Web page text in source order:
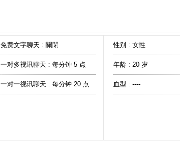
免费文字聊天 : 關閉
一对多视讯聊天 : 每分钟 5 点
一对一视讯聊天 : 每分钟 20 点
性别 : 女性
年龄 : 20 岁
血型 : ----